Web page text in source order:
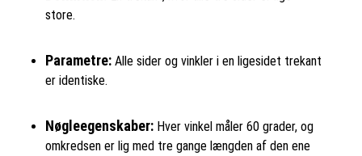
store.
Parametre: Alle sider og vinkler i en ligesidet trekant
er identiske.
Nøgleegenskaber: Hver vinkel måler 60 grader, og
omkredsen er lig med tre gange længden af den ene